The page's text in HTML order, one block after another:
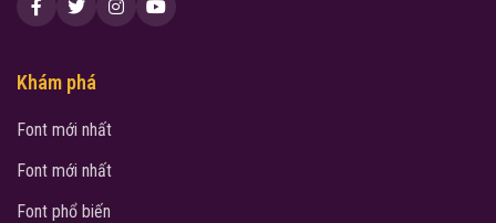
Khám phá
Font mới nhất
Font mới nhất
Font phổ biến